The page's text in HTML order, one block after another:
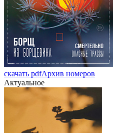
скачать pdfАрхив номеров
Актуальное